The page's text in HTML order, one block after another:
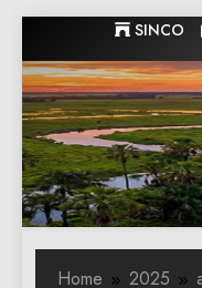
to
content
SINCO
Home 2025